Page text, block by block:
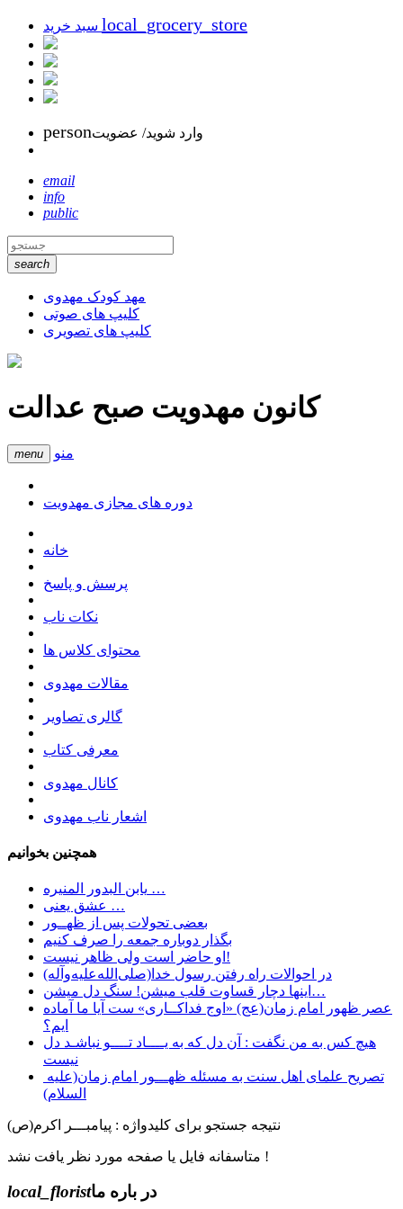
local_grocery_store
personوارد شوید/ عضویت
email
info
public
search
مهد کودک مهدوی
کلیپ های صوتی
کلیپ های تصویری
کانون مهدویت صبح عدالت
menu منو
دوره های مجازی مهدویت
خانه
پرسش و پاسخ
نکات ناب
محتوای کلاس ها
مقالات مهدوی
گالری تصاویر
معرفی کتاب
کانال مهدوی
اشعار ناب مهدوی
همچنین بخوانیم
یابن البدور المنیره …
عشق یعنی …
بعضی تحولات پس از ظهــور
بگذار دوباره جمعه را صرف کنیم
او حاضر است ولی ظاهر نیست!
در احوالات راه رفتن رسول خدا(صلی‌الله‌علیه‌وآله)
اینها دچار قساوت قلب میشن! سنگ دل میشن…
عصر ظهور امام زمان(عج) «اوج فداکــاری» ست آيا ما آماده
ايم؟
هیچ کس به من نگفت : آن دل که به یــــاد تــــو نباشـد دل
نیست
السلام)
نتیجه جستجو برای کلیدواژه : پیامبـــر اکرم(ص)
متاسفانه فایل یا صفحه مورد نظر یافت نشد !
local_floristدر باره ما